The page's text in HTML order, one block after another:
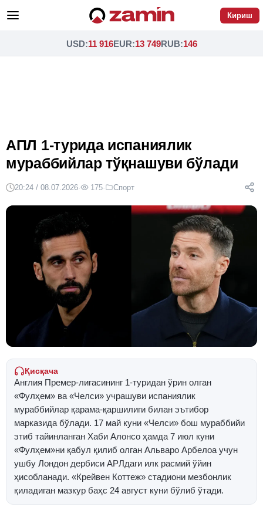
Кириш
USD:11 916EUR:13 749RUB:146
АПЛ 1-турида испаниялик
мураббийлар тўқнашуви бўлади
20:24 / 08.07.2026· 175· Спорт
Қисқача
Англия Премер-лигасининг 1-туридан ўрин олган
«Фулҳем» ва «Челси» учрашуви испаниялик
мураббийлар қарама-қаршилиги билан эътибор
марказида бўлади. 17 май куни «Челси» бош мураббийи
этиб тайинланган Хаби Алонсо ҳамда 7 июл куни
«Фулҳем»ни қабул қилиб олган Альваро Арбелоа учун
ушбу Лондон дербиси APЛдаги илк расмий ўйин
ҳисобланади. «Крейвен Коттеж» стадиони мезбонлик
қиладиган мазкур баҳс 24 август куни бўлиб ўтади.